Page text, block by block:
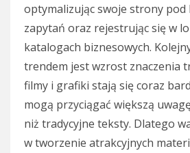
optymalizując swoje strony pod
zapytań oraz rejestrując się w
katalogach biznesowych.
trendem jest wzrost znaczenia
filmy i grafiki stają się coraz
mogą przyciągać większą
niż tradycyjne teksty. Dlatego
w tworzenie atrakcyjnych